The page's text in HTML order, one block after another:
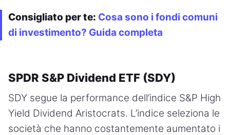
Consigliato per te: Cosa sono i fondi comuni
di investimento? Guida completa
SPDR S&P Dividend ETF (SDY)
SDY segue la performance dell’indice S&P High
Yield Dividend Aristocrats. L’indice seleziona le
società che hanno costantemente aumentato i